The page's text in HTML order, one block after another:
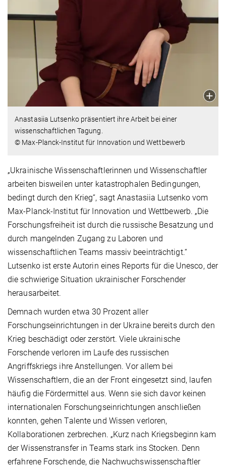
Anastasiia Lutsenko präsentiert ihre Arbeit bei einer
wissenschaftlichen Tagung.
© Max-Planck-Institut für Innovation und Wettbewerb
„Ukrainische Wissenschaftlerinnen und Wissenschaftler
arbeiten bisweilen unter katastrophalen Bedingungen,
bedingt durch den Krieg“, sagt Anastasiia Lutsenko vom
Max-Planck-Institut für Innovation und Wettbewerb. „Die
Forschungsfreiheit ist durch die russische Besatzung und
durch mangelnden Zugang zu Laboren und
wissenschaftlichen Teams massiv beeinträchtigt.“
Lutsenko ist erste Autorin eines Reports für die Unesco, der
die schwierige Situation ukrainischer Forschender
herausarbeitet.
Demnach wurden etwa 30 Prozent aller
Forschungseinrichtungen in der Ukraine bereits durch den
Krieg beschädigt oder zerstört. Viele ukrainische
Forschende verloren im Laufe des russischen
Angriffskriegs ihre Anstellungen. Vor allem bei
Wissenschaftlern, die an der Front eingesetzt sind, laufen
häufig die Fördermittel aus. Wenn sie sich davor keinen
internationalen Forschungseinrichtungen anschließen
konnten, gehen Talente und Wissen verloren,
Kollaborationen zerbrechen. „Kurz nach Kriegsbeginn kam
der Wissenstransfer in Teams stark ins Stocken. Denn
erfahrene Forschende, die Nachwuchswissenschaftler